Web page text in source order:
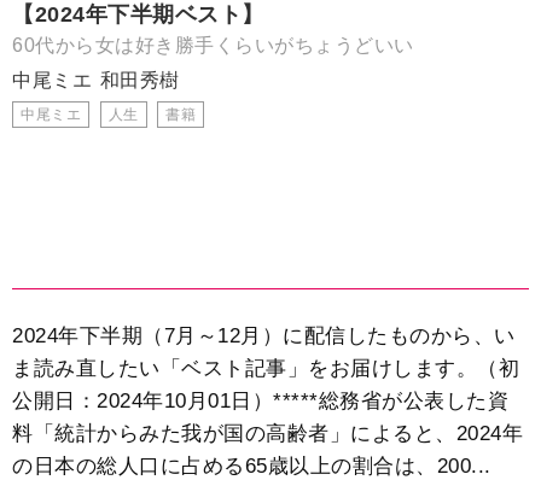
【2024年下半期ベスト】
60代から女は好き勝手くらいがちょうどいい
中尾ミエ 和田秀樹
中尾ミエ 人生 書籍
2024年下半期（7月～12月）に配信したものから、い
ま読み直したい「ベスト記事」をお届けします。（初
公開日：2024年10月01日）*****総務省が公表した資
料「統計からみた我が国の高齢者」によると、2024年
の日本の総人口に占める65歳以上の割合は、200...